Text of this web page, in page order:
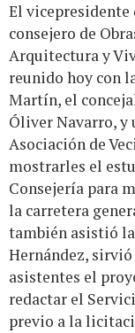
El vicepresidente
consejero de
Arquitectura y
reunido hoy con
Martín, el
Óliver Navarro, y
Asociación de
mostrarles el
Consejería para
la carretera
también asistió
Hernández,
asistentes el
redactar el
previo a la